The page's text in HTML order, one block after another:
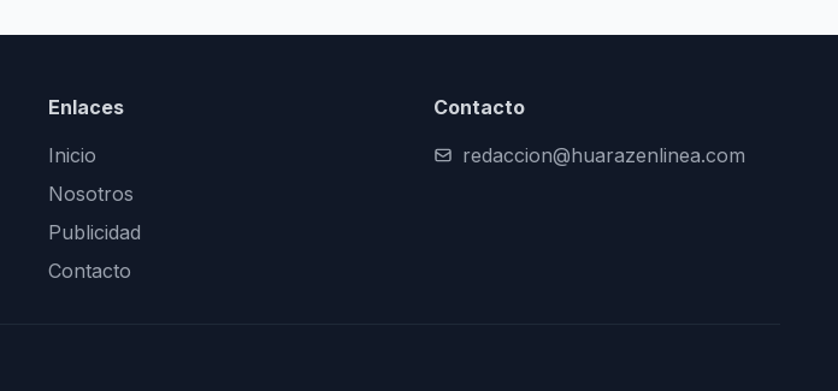
Enlaces
Inicio
Nosotros
Publicidad
Contacto
Contacto
redaccion@huarazenlinea.com